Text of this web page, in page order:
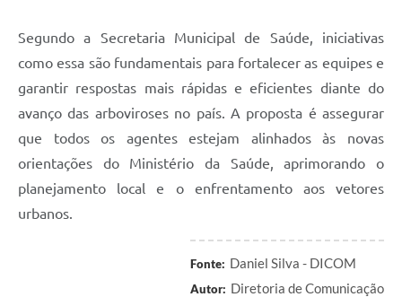
Segundo a Secretaria Municipal de Saúde, iniciativas
como essa são fundamentais para fortalecer as equipes e
garantir respostas mais rápidas e eficientes diante do
avanço das arboviroses no país. A proposta é assegurar
que todos os agentes estejam alinhados às novas
orientações do Ministério da Saúde, aprimorando o
planejamento local e o enfrentamento aos vetores
urbanos.
Fonte: Daniel Silva - DICOM
Autor: Diretoria de Comunicação